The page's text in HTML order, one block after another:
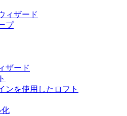
ィザード
プ
ザード
ンを使用したロフト
化